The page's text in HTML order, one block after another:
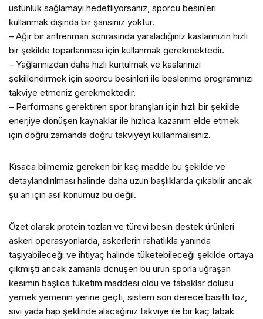
üstünlük sağlamayı hedefliyorsanız, sporcu besinleri
kullanmak dışında bir şansınız yoktur.
– Ağır bir antrenman sonrasında yaraladığınız kaslarınızın hızlı
bir şekilde toparlanması için kullanmak gerekmektedir.
– Yağlarınızdan daha hızlı kurtulmak ve kaslarınızı
şekillendirmek için sporcu besinleri ile beslenme programınızı
takviye etmeniz gerekmektedir.
– Performans gerektiren spor branşları için hızlı bir şekilde
enerjiye dönüşen kaynaklar ile hızlıca kazanım elde etmek
için doğru zamanda doğru takviyeyi kullanmalısınız.
Kısaca bilmemiz gereken bir kaç madde bu şekilde ve
detaylandırılması halinde daha uzun başlıklarda çıkabilir ancak
şu an için asıl konumuz bu değil.
Özet olarak protein tozları ve türevi besin destek ürünleri
askeri operasyonlarda, askerlerin rahatlıkla yanında
taşıyabileceği ve ihtiyaç halinde tüketebileceği şekilde ortaya
çıkmıştı ancak zamanla dönüşen bu ürün sporla uğraşan
kesimin başlıca tüketim maddesi oldu ve tabaklar dolusu
yemek yemenin yerine geçti, sistem son derece basitti toz,
sıvı yada hap şeklinde alacağınız takviye ile bir kaç tabak